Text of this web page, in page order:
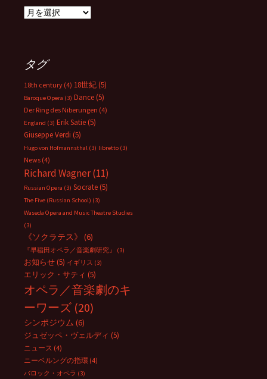
ア
ブ
タグ
18th century (4) 18世紀 (5)
Baroque Opera (3) Dance (5)
Der Ring des Niberungen (4)
England (3) Erik Satie (5)
Giuseppe Verdi (5)
Hugo von Hofmannsthal (3) libretto (3)
News (4)
Richard Wagner(11)
Russian Opera (3) Socrate (5)
The Five (Russian School) (3)
Waseda Opera and Music Theatre Studies
(3)
《ソクラテス》 (6)
『早稲田オペラ／音楽劇研究』 (3)
お知らせ (5) イギリス (3)
エリック・サティ (5)
オペラ／音楽劇のキ
ーワーズ (20)
シンポジウム (6)
ジュゼッペ・ヴェルディ (5)
ニュース (4)
ニーベルングの指環 (4)
バロック・オペラ (3)